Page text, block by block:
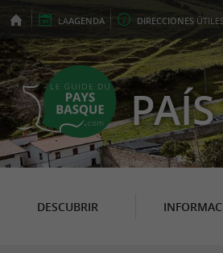
LAAGENDA DIRECCIONES
DESCUBRIR